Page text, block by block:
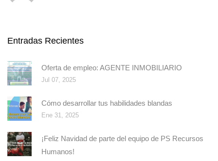
Entradas Recientes
Oferta de empleo: AGENTE INMOBILIARIO
Jul 07, 2025
Cómo desarrollar tus habilidades blandas
Ene 31, 2025
¡Feliz Navidad de parte del equipo de PS Recursos
Humanos!